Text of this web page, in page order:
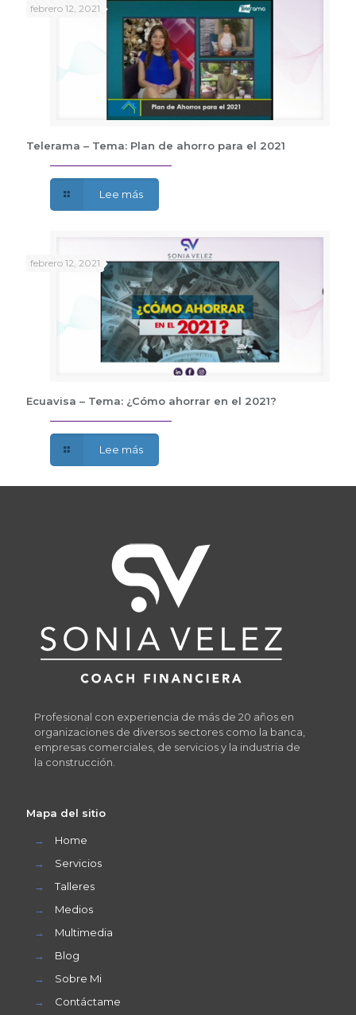
febrero 12, 2021
Telerama – Tema: Plan de ahorro para el 2021
Lee más
febrero 12, 2021
Ecuavisa – Tema: ¿Cómo ahorrar en el 2021?
Lee más
Profesional con experiencia de más de 20 años en
organizaciones de diversos sectores como la banca,
empresas comerciales, de servicios y la industria de
la construcción.
Mapa del sitio
→
Home
→
Servicios
→
Talleres
→
Medios
→
Multimedia
→
Blog
→
Sobre Mi
→
Contáctame